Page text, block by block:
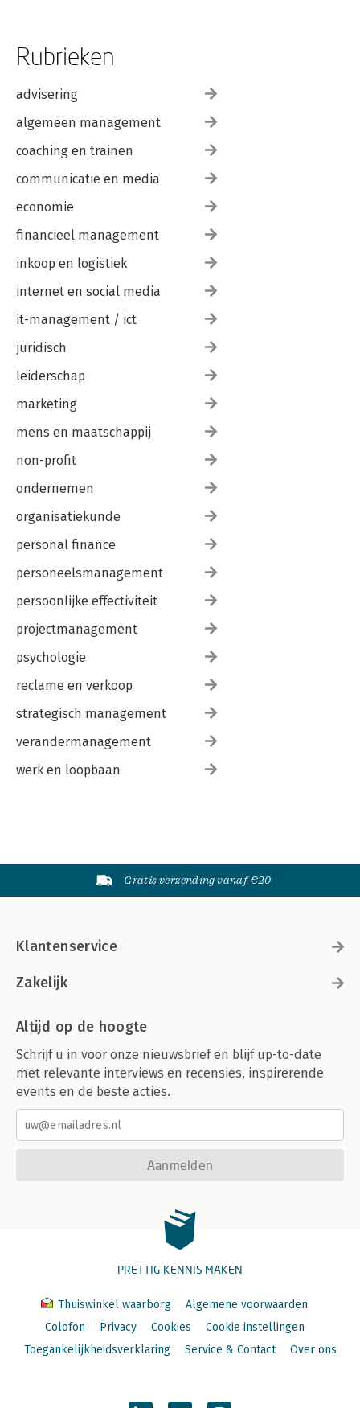
Rubrieken
advisering
algemeen management
coaching en trainen
communicatie en media
economie
financieel management
inkoop en logistiek
internet en social media
it-management / ict
juridisch
leiderschap
marketing
mens en maatschappij
non-profit
ondernemen
organisatiekunde
personal finance
personeelsmanagement
persoonlijke effectiviteit
projectmanagement
psychologie
reclame en verkoop
strategisch management
verandermanagement
werk en loopbaan
Gratis verzending vanaf €20
Klantenservice
Zakelijk
Altijd op de hoogte
Schrijf u in voor onze nieuwsbrief en blijf up-to-date
met relevante interviews en recensies, inspirerende
events en de beste acties.
Aanmelden
PRETTIG KENNIS MAKEN
Thuiswinkel waarborg
Algemene voorwaarden
Colofon
Privacy Cookies
Cookie instellingen
Toegankelijkheidsverklaring
Service & Contact Over ons